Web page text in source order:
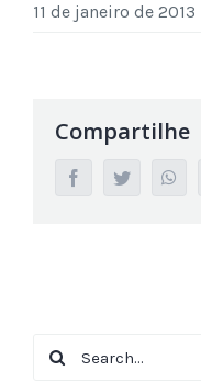
11 de janeiro de 2013
Compartilhe
facebooktwitter
Search